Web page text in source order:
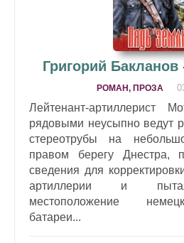
Григорий
РОМАН, ПРОЗА
Лейтенант-артиллерист
рядовыми неусыпно ведут
стереотрубы на
правом берегу Днестра,
сведения для
артиллерии и
местоположение
батареи...